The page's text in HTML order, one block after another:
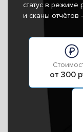
статус в режиме
и сканы
от 300